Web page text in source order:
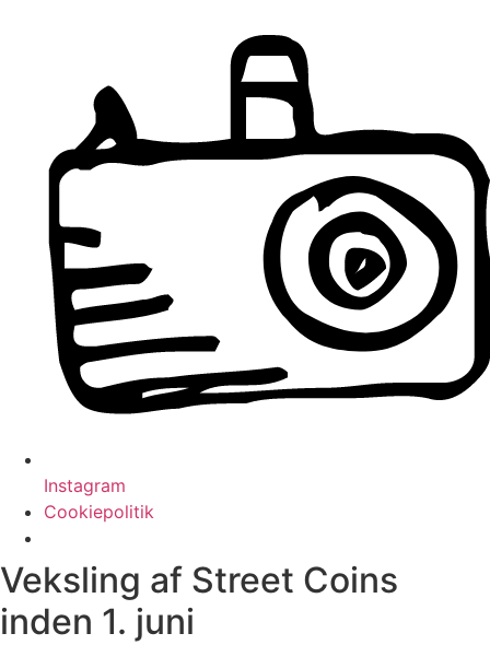
Instagram
Cookiepolitik
Veksling af Street Coins
inden 1. juni